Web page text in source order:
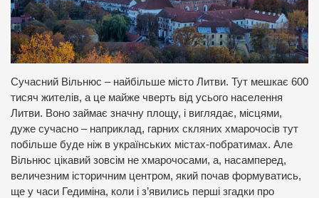
Сучасний Вільнюс – найбільше місто Литви. Тут мешкає 600
тисяч жителів, а це майже чверть від усього населення
Литви. Воно займає значну площу, і виглядає, місцями,
дуже сучасно – наприклад, гарних скляних хмарочосів тут
побільше буде ніж в українських містах-побратимах. Але
Вільнюс цікавий зовсім не хмарочосами, а, насамперед,
величезним історичним центром, який почав формуватись,
ще у часи Гедиміна, коли і з’явились перші згадки про